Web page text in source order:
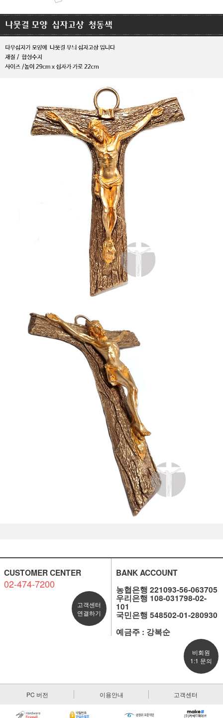
CUSTOMER CENTER
02-474-7200
고객센터
연결하기
BANK ACCOUNT
농협은행 221093-56-063705
우리은행 108-031798-02-
101
국민은행 548502-01-280930
예금주 : 강복순
비회원
1:1 문의
PC 버전 이용안내 고객센터